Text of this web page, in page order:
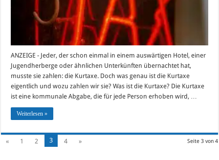
ANZEIGE - Jeder, der schon einmal in einem auswärtigen Hotel, einer
Jugendherberge oder ähnlichen Unterkünften übernachtet hat,
musste sie zahlen: die Kurtaxe. Doch was genau ist die Kurtaxe
eigentlich und wozu zahlen wir sie? Was ist die Kurtaxe? Die Kurtaxe
ist eine kommunale Abgabe, die für jede Person erhoben wird, …
Weiterlesen »
Seite 3 von 4
« 1 2 3 4 »